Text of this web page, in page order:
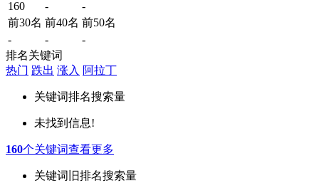
160 -
-
前30名 前40名 前50名
-
-
-
排名关键词
热门 跌出 涨入 阿拉丁
关键词排名搜索量
未找到信息!
160个关键词查看更多
关键词 旧排名搜索量